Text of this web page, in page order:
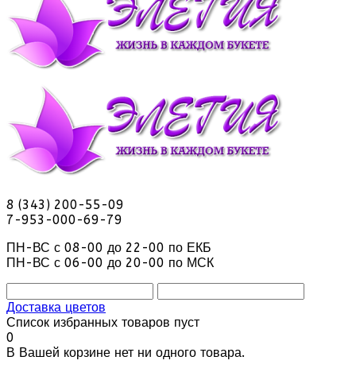
8 (343) 200-55-09
7-953-000-69-79
ПН-ВС с 08-00 до 22-00 по ЕКБ
ПН-ВС с 06-00 до 20-00 по МСК
Доставка цветов
Список избранных товаров пуст
0
В Вашей корзине нет ни одного товара.